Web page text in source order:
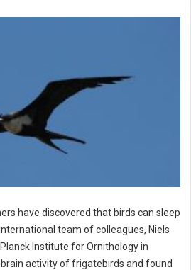
have discovered that birds can sleep
team of colleagues, Niels
Institute for Ornithology in
activity of frigatebirds and found